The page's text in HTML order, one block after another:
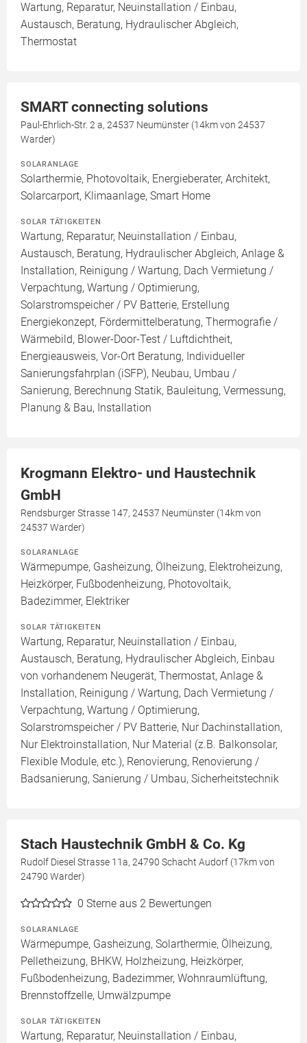
Wartung, Reparatur, Neuinstallation / Einbau,
Austausch, Beratung, Hydraulischer Abgleich,
Thermostat
SMART connecting solutions
Paul-Ehrlich-Str. 2 a, 24537 Neumünster (14km von 24537
Warder)
SOLARANLAGE
Solarthermie, Photovoltaik, Energieberater, Architekt,
Solarcarport, Klimaanlage, Smart Home
SOLAR TÄTIGKEITEN
Wartung, Reparatur, Neuinstallation / Einbau,
Austausch, Beratung, Hydraulischer Abgleich, Anlage &
Installation, Reinigung / Wartung, Dach Vermietung /
Verpachtung, Wartung / Optimierung,
Solarstromspeicher / PV Batterie, Erstellung
Energiekonzept, Fördermittelberatung, Thermografie /
Wärmebild, Blower-Door-Test / Luftdichtheit,
Energieausweis, Vor-Ort Beratung, Individueller
Sanierungsfahrplan (iSFP), Neubau, Umbau /
Sanierung, Berechnung Statik, Bauleitung, Vermessung,
Planung & Bau, Installation
Krogmann Elektro- und Haustechnik
GmbH
Rendsburger Strasse 147, 24537 Neumünster (14km von
24537 Warder)
SOLARANLAGE
Wärmepumpe, Gasheizung, Ölheizung, Elektroheizung,
Heizkörper, Fußbodenheizung, Photovoltaik,
Badezimmer, Elektriker
SOLAR TÄTIGKEITEN
Wartung, Reparatur, Neuinstallation / Einbau,
Austausch, Beratung, Hydraulischer Abgleich, Einbau
von vorhandenem Neugerät, Thermostat, Anlage &
Installation, Reinigung / Wartung, Dach Vermietung /
Verpachtung, Wartung / Optimierung,
Solarstromspeicher / PV Batterie, Nur Dachinstallation,
Nur Elektroinstallation, Nur Material (z.B. Balkonsolar,
Flexible Module, etc.), Renovierung, Renovierung /
Badsanierung, Sanierung / Umbau, Sicherheitstechnik
Stach Haustechnik GmbH & Co. Kg
Rudolf Diesel Strasse 11a, 24790 Schacht Audorf (17km von
24790 Warder)
0 Sterne aus 2 Bewertungen
SOLARANLAGE
Wärmepumpe, Gasheizung, Solarthermie, Ölheizung,
Pelletheizung, BHKW, Holzheizung, Heizkörper,
Fußbodenheizung, Badezimmer, Wohnraumlüftung,
Brennstoffzelle, Umwälzpumpe
SOLAR TÄTIGKEITEN
Wartung, Reparatur, Neuinstallation / Einbau,